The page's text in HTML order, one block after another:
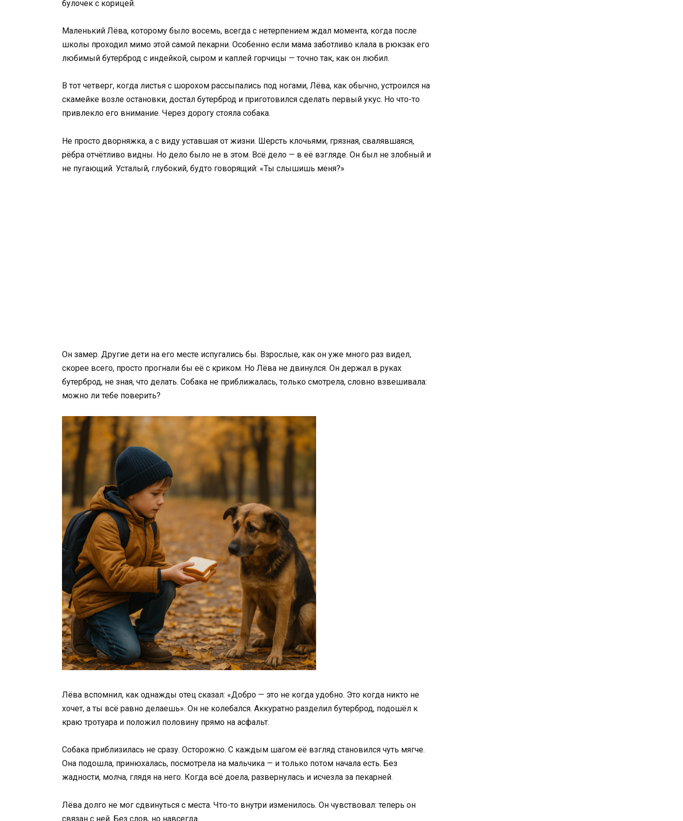
булочек с корицей.
Маленький Лёва, которому было восемь, всегда с нетерпением ждал момента, когда после
школы проходил мимо этой самой пекарни. Особенно если мама заботливо клала в рюкзак его
любимый бутерброд с индейкой, сыром и каплей горчицы — точно так, как он любил.
В тот четверг, когда листья с шорохом рассыпались под ногами, Лёва, как обычно, устроился на
скамейке возле остановки, достал бутерброд и приготовился сделать первый укус. Но что-то
привлекло его внимание. Через дорогу стояла собака.
Не просто дворняжка, а с виду уставшая от жизни. Шерсть клочьями, грязная, свалявшаяся,
рёбра отчётливо видны. Но дело было не в этом. Всё дело — в её взгляде. Он был не злобный и
не пугающий. Усталый, глубокий, будто говорящий: «Ты слышишь меня?»
Он замер. Другие дети на его месте испугались бы. Взрослые, как он уже много раз видел,
скорее всего, просто прогнали бы её с криком. Но Лёва не двинулся. Он держал в руках
бутерброд, не зная, что делать. Собака не приближалась, только смотрела, словно взвешивала:
можно ли тебе поверить?
Лёва вспомнил, как однажды отец сказал: «Добро — это не когда удобно. Это когда никто не
хочет, а ты всё равно делаешь». Он не колебался. Аккуратно разделил бутерброд, подошёл к
краю тротуара и положил половину прямо на асфальт.
Собака приблизилась не сразу. Осторожно. С каждым шагом её взгляд становился чуть мягче.
Она подошла, принюхалась, посмотрела на мальчика — и только потом начала есть. Без
жадности, молча, глядя на него. Когда всё доела, развернулась и исчезла за пекарней.
Лёва долго не мог сдвинуться с места. Что-то внутри изменилось. Он чувствовал: теперь он
связан с ней. Без слов, но навсегда.